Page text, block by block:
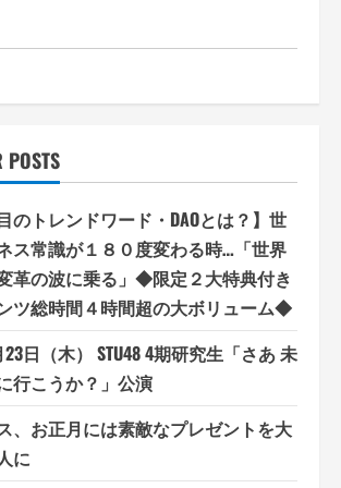
POSTS
のトレンドワード・DAOとは？】世
ス常識が１８０度変わる時…「世界
革の波に乗る」◆限定２大特典付き
ツ総時間４時間超の大ボリューム◆
日（木） STU48 4期研究生「さあ 未
行こうか？」公演
、お正月には素敵なプレゼントを大
に